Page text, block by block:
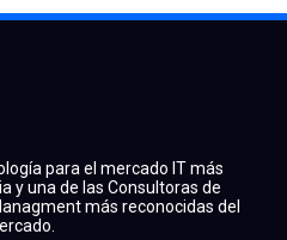
para el mercado IT más
y una de las Consultoras de
más reconocidas del